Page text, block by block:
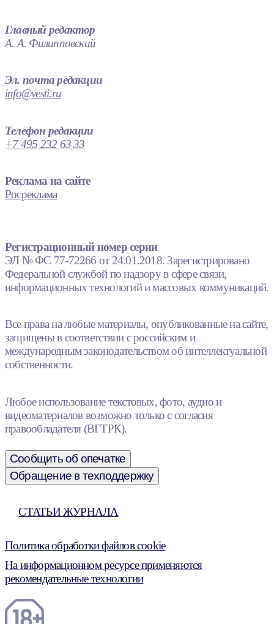
Главный редактор
А. А. Филипповский
Эл. почта редакции
info@vesti.ru
Телефон редакции
+7 495 232 63 33
Реклама на сайте
Росреклама
Регистрационный номер серии
ЭЛ № ФС 77-72266 от 24.01.2018. Зарегистрировано
Федеральной службой по надзору в сфере связи,
информационных технологий и массовых коммуникаций.
Все права на любые материалы, опубликованные на сайте,
защищены в соответствии с российским и
международным законодательством об интеллектуальной
собственности.
Любое использование текстовых, фото, аудио и
видеоматериалов возможно только с согласия
правообладателя (ВГТРК).
Сообщить об опечатке
Обращение в техподдержку
СТАТЬИ ЖУРНАЛА
Политика обработки файлов cookie
На информационном ресурсе применяются
рекомендательные технологии